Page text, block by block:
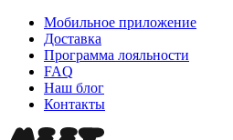
Мобильное приложение
Доставка
Программа лояльности
FAQ
Наш блог
Контакты